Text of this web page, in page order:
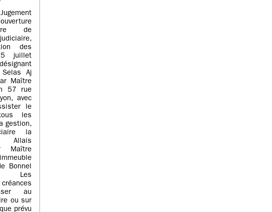
de
des
juillet
Aj
Maître
57 rue
avec
le
les
gestion,
la
Allais
Maître
Bonnel
Les
au
ou sur
prévu